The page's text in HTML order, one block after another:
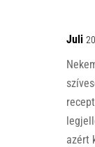
Juli
azért